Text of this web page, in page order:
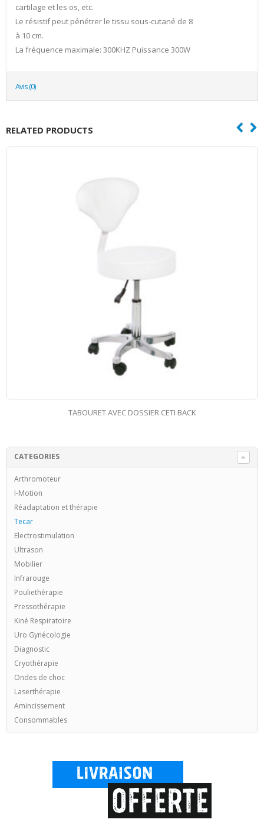
cartilage et les os, etc.
Le résistif peut pénétrer le tissu sous-cutané de 8
à 10 cm.
La fréquence maximale: 300KHZ Puissance 300W
Avis (0)
RELATED PRODUCTS
TABOURET AVEC DOSSIER CETI BACK
CATEGORIES
Arthromoteur
I-Motion
Réadaptation et thérapie
Tecar
Electrostimulation
Ultrason
Mobilier
Infrarouge
Pouliethérapie
Pressothérapie
Kiné Respiratoire
Uro Gynécologie
Diagnostic
Cryothérapie
Ondes de choc
Laserthérapie
Amincissement
Consommables